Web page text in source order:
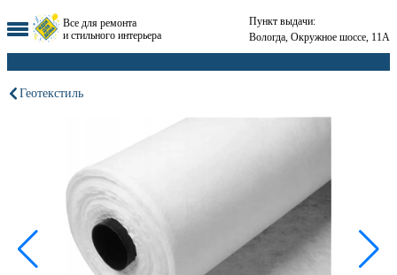
Все для ремонта
и стильного интерьера
Пункт выдачи:
Вологда, Окружное шоссе, 11А
Геотекстиль